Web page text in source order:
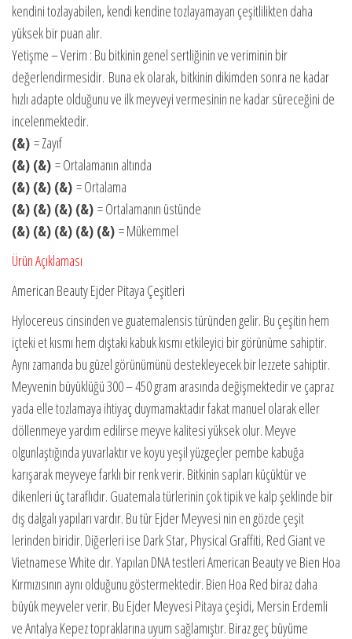
kendini tozlayabilen, kendi kendine tozlayamayan çeşitlilikten daha
yüksek bir puan alır.
Yetişme – Verim : Bu bitkinin genel sertliğinin ve veriminin bir
değerlendirmesidir. Buna ek olarak, bitkinin dikimden sonra ne kadar
hızlı adapte olduğunu ve ilk meyveyi vermesinin ne kadar süreceğini de
incelenmektedir.
(&) = Zayıf
(&) (&) = Ortalamanın altında
(&) (&) (&) = Ortalama
(&) (&) (&) (&) = Ortalamanın üstünde
(&) (&) (&) (&) (&) = Mükemmel
Ürün Açıklaması
American Beauty Ejder Pitaya Çeşitleri
Hylocereus cinsinden ve guatemalensis türünden gelir. Bu çeşitin hem
içteki et kısmı hem dıştaki kabuk kısmı etkileyici bir görünüme sahiptir.
Aynı zamanda bu güzel görünümünü destekleyecek bir lezzete sahiptir.
Meyvenin büyüklüğü 300 – 450 gram arasında değişmektedir ve çapraz
yada elle tozlamaya ihtiyaç duymamaktadır fakat manuel olarak eller
döllenmeye yardım edilirse meyve kalitesi yüksek olur. Meyve
olgunlaştığında yuvarlaktır ve koyu yeşil yüzgeçler pembe kabuğa
karışarak meyveye farklı bir renk verir. Bitkinin sapları küçüktür ve
dikenleri üç taraflıdır. Guatemala türlerinin çok tipik ve kalp şeklinde bir
dış dalgalı yapıları vardır. Bu tür Ejder Meyvesi nin en gözde çeşit
lerinden biridir. Diğerleri ise Dark Star, Physical Graffiti, Red Giant ve
Vietnamese White dır. Yapılan DNA testleri American Beauty ve Bien Hoa
Kırmızısının aynı olduğunu göstermektedir. Bien Hoa Red biraz daha
büyük meyveler verir. Bu Ejder Meyvesi Pitaya çeşidi, Mersin Erdemli
ve Antalya Kepez topraklarına uyum sağlamıştır. Biraz geç büyüme